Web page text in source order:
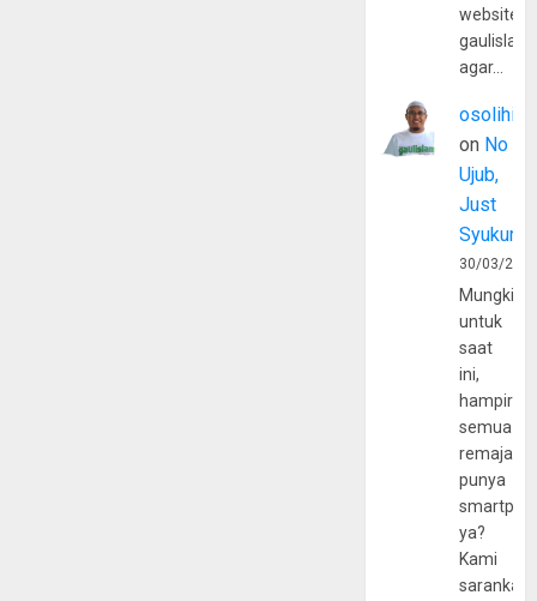
website
agar…
osolihin
on No
Ujub,
Just
Syukur
30/03/
Mungkin
untuk
saat
ini,
hampir
semua
remaja
punya
ya?
Kami
sarankan,